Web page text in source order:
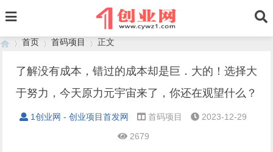
首页
›
首码项目
›
正文
了解没有成本，错过的成本却是巨．大的！选择大
于努力，今天原力元宇宙来了，你还在观望什么？
1创业网 - 创业项目首发网 首码项目
2023-12-29
2679